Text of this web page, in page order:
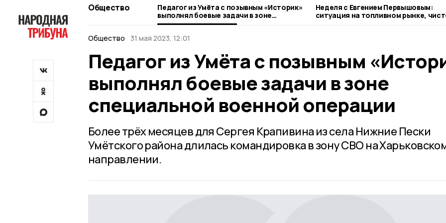
Общество
Педагог из Умёта с позывным «Историк»
выполнял боевые задачи в зоне
специальной военной операции
Неделя с Евгением Первышовым:
ситуация на топливном рынке,
городе и приоритеты образования
Общество
31 мая 2023, 12:01
Педагог из Умёта с позывным
выполнял боевые задачи в зоне
специальной военной операции
Более трёх месяцев для Сергея Крапивина из села Нижние Пески
Умётского района длилась командировка в зону СВО на
направлении.